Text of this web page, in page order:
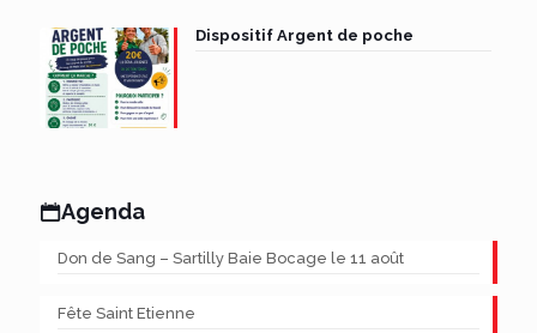
Dispositif Argent de poche
Agenda
Don de Sang – Sartilly Baie Bocage le 11 août
Fête Saint Etienne